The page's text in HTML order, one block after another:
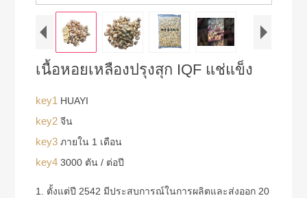
เนื้อหอยเหลืองปรุงสุก IQF แช่แข็ง
key1 HUAYI
key2จีน
key3ภายใน 1 เดือน
key43000 ตัน / ต่อปี
1. ตั้งแต่ปี 2542 มีประสบการณ์ในการผลิตและส่งออก 20